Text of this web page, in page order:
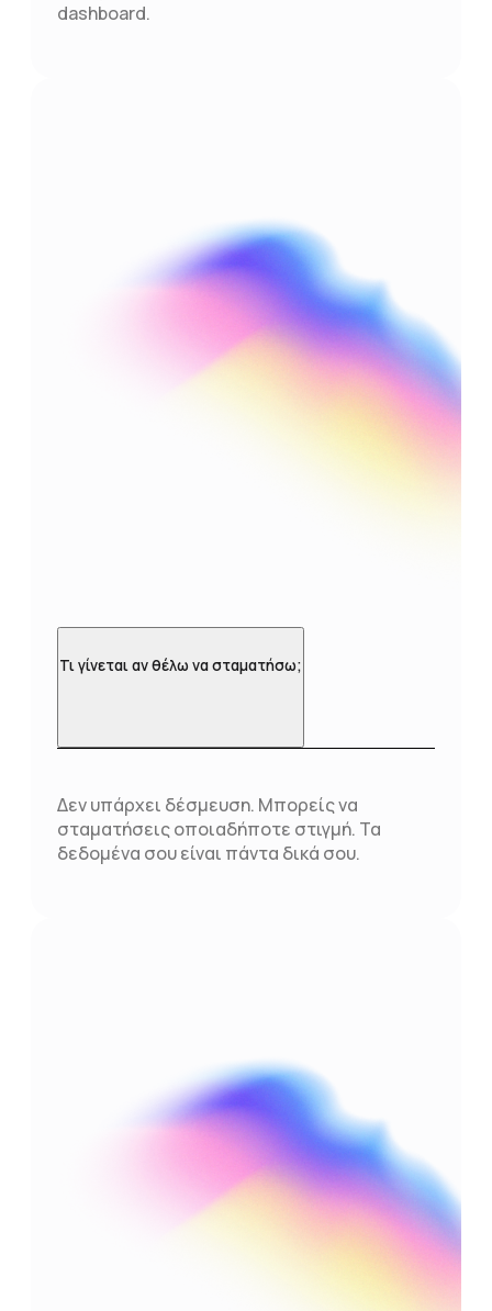
dashboard.
Τι γίνεται αν θέλω να σταματήσω;
Δεν υπάρχει δέσμευση. Μπορείς να
σταματήσεις οποιαδήποτε στιγμή. Τα
δεδομένα σου είναι πάντα δικά σου.